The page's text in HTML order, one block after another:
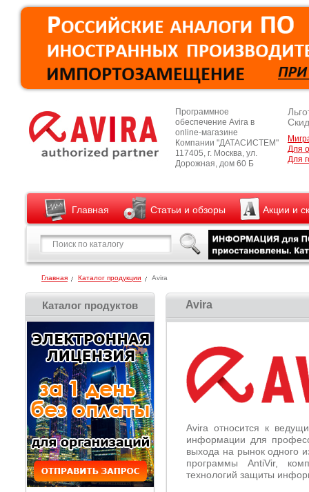
Программное
обеспечение Avira в
online-магазине
Компании "ДАТАСИСТЕМ"
117405, г. Москва, ул.
Дорожная, дом 60 Б
Для
Для
Главная Статьи и обзоры Акции и
Главная Каталог продукции Avira
Каталог продуктов Avira
Avira относится к
информации для
выхода на рынок одного
программы AntiVir,
технологий защиты